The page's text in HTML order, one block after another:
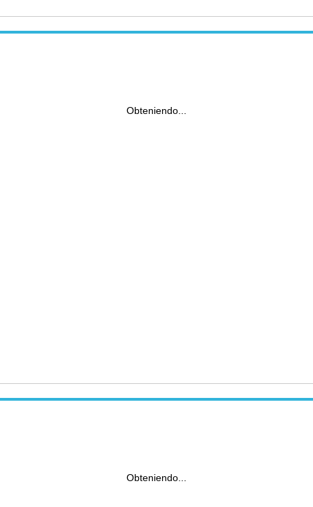
Obteniendo...
Obteniendo...